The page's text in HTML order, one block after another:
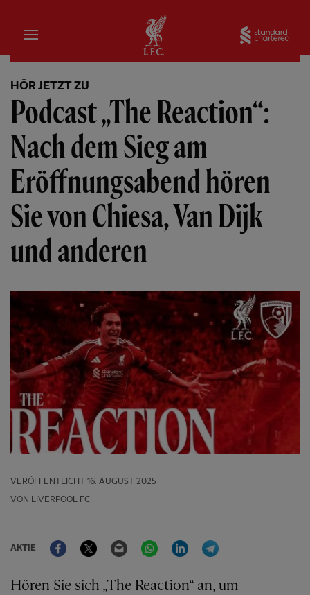
Startseite
HÖR JETZT ZU
Podcast „The Reaction“:
Nach dem Sieg am
Eröffnungsabend hören
Sie von Chiesa, Van Dijk
und anderen
VERÖFFENTLICHT
16. AUGUST 2025
VON LIVERPOOL FC
AKTIE
FacebookTwitter Email WhatsAppLinkedIn
Hören Sie sich „The Reaction“ an, um